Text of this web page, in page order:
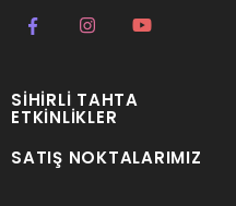
SIHIRLI TAHTA
ETKINLIKLER
SATIŞ NOKTALARIMIZ